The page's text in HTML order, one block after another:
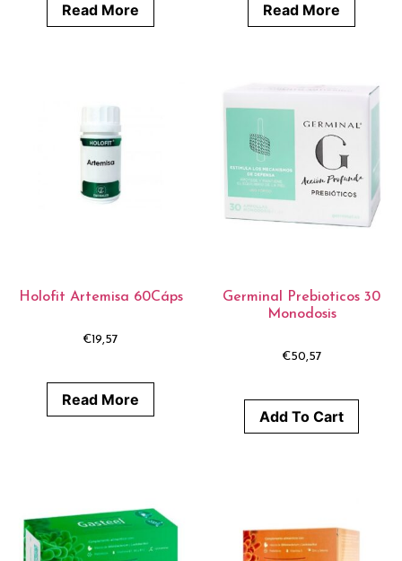
Read More Read More
Holofit Artemisa 60Cáps
€19,57
Read More
Germinal Prebioticos 30
Monodosis
€50,57
Add To Cart